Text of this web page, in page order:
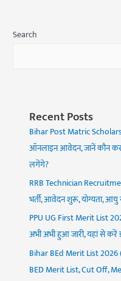
Search
Recent Posts
Bihar Post Matric
ऑनलाइन आवेदन, जानें कौन
लगेंगे?
RRB Technician
भर्ती, आवेदन शुरू, योग्यता, आयु
PPU UG First Merit List
अभी अभी हुआ जारी, यहां से करें
Bihar BEd Merit List
BED Merit List, Cut Off,